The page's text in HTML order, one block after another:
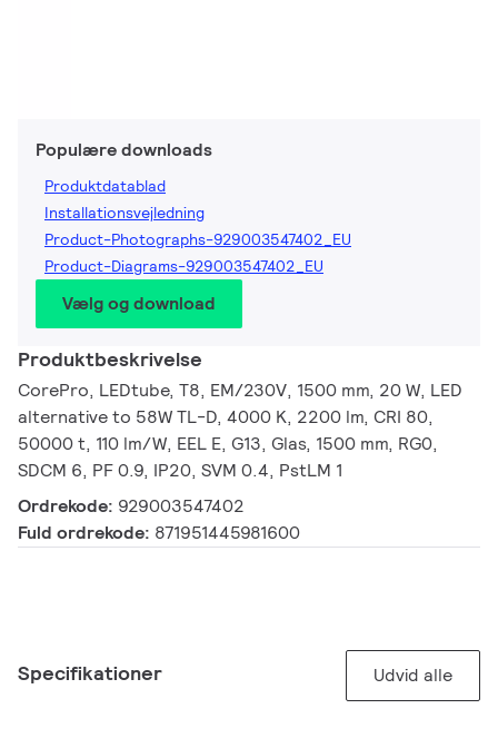
Populære downloads
Produktdatablad
Installationsvejledning
Product-Photographs-929003547402_EU
Product-Diagrams-929003547402_EU
Vælg og download
Produktbeskrivelse
CorePro, LEDtube, T8, EM/230V, 1500 mm, 20 W, LED
alternative to 58W TL-D, 4000 K, 2200 lm, CRI 80,
50000 t, 110 lm/W, EEL E, G13, Glas, 1500 mm, RG0,
SDCM 6, PF 0.9, IP20, SVM 0.4, PstLM 1
Ordrekode: 929003547402
Fuld ordrekode: 871951445981600
Specifikationer Udvid alle